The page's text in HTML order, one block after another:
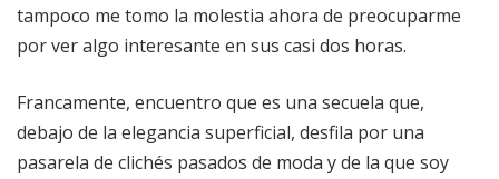
tampoco me tomo la molestia ahora de preocuparme
por ver algo interesante en sus casi dos horas.
Francamente, encuentro que es una secuela que,
debajo de la elegancia superficial, desfila por una
pasarela de clichés pasados de moda y de la que soy